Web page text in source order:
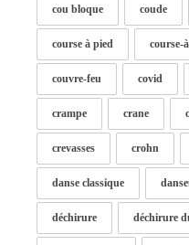
cou bloque coude
course à pied course-
couvre-feu covid
crampe crane
crevasses crohn
danse classique
déchirure déchirure